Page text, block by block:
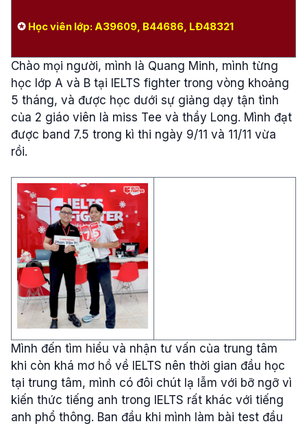
✪ Học viên lớp: A39609, B44686, LĐ48321
Chào mọi người, mình là Quang Minh, mình từng
học lớp A và B tại IELTS fighter trong vòng khoảng
5 tháng, và được học dưới sự giảng dạy tận tình
của 2 giáo viên là miss Tee và thầy Long. Mình đạt
được band 7.5 trong kì thi ngày 9/11 và 11/11 vừa
rồi.
Mình đến tìm hiểu và nhận tư vấn của trung tâm
khi còn khá mơ hồ về IELTS nên thời gian đầu học
tại trung tâm, mình có đôi chút lạ lẫm với bỡ ngỡ vì
kiến thức tiếng anh trong IELTS rất khác với tiếng
anh phổ thông. Ban đầu khi mình làm bài test đầu